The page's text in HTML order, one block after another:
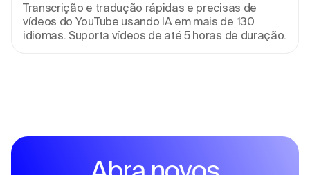
Transcrição e tradução rápidas e precisas de
vídeos do YouTube usando IA em mais de 130
idiomas. Suporta vídeos de até 5 horas de duração.